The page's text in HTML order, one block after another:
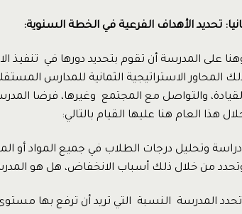
تحديد الأهداف الفرعية في الخطة السنوية:
على المدرسة أن تقوم بتحديد دورها في تنفيذ
المحاور الاستراتيجية الثمانية للمدارس
والتواصل مع المجتمع وغيرها، فرضا
هذا العام هنا عليها القيام بالتالي:
وتحليل درجات الطلاب في جميع المواد أو
من خلال ذلك أسباب الانخفاض، هل هو
المدرسة النسبة التي تريد أن ترفع بها مستوى التحصيل